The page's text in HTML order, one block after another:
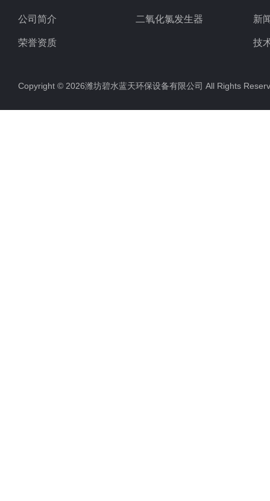
公司简介
荣誉资质
二氧化氯发生器 新
技
Copyright © 2026潍坊碧水蓝天环保设备有限公司 All Rights